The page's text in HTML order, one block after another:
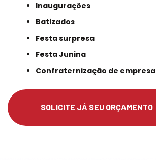
Inaugurações
Batizados
Festa surpresa
Festa Junina
Confraternização de empresa
SOLICITE JÁ SEU ORÇAMENTO